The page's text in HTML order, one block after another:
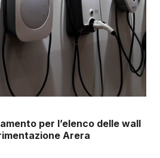
per l’elenco delle wall
Arera